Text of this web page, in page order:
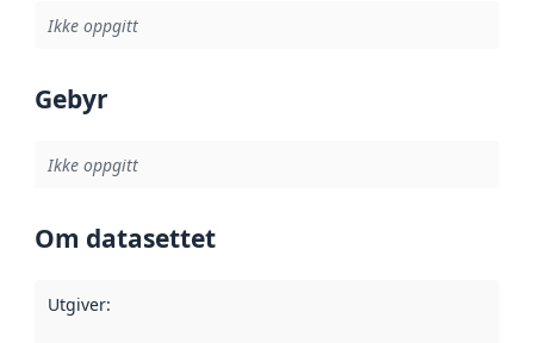
Ikke oppgitt
Gebyr
Ikke oppgitt
Om datasettet
Utgiver: